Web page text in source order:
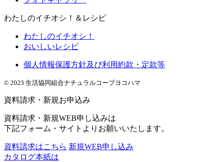
わたしのイチオシ！＆レシピ
わたしのイチオシ！
おいしいレシピ
個人情報保護方針及び利用約款・定款等
© 2023 生活協同組合ナチュラルコープヨコハマ
資料請求・新規お申込み
資料請求・新規WEB申し込みは
下記フォーム・サイトよりお願いいたします。
資料請求はこちら 新規WEB申し込み
カタログ本紙は